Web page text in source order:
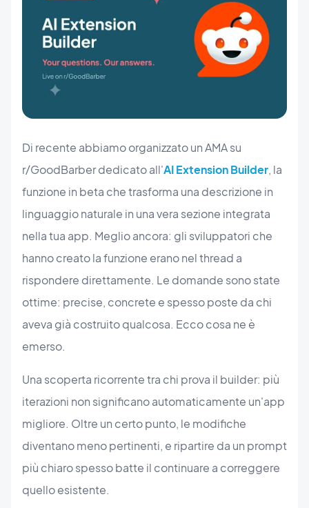
Di recente abbiamo organizzato un AMA su
r/GoodBarber dedicato all'AI Extension Builder, la
funzione in beta che trasforma una descrizione in
linguaggio naturale in una vera sezione integrata
nella tua app. Meglio ancora: gli sviluppatori che
hanno creato la funzione erano nel thread a
rispondere direttamente. Le domande sono state
ottime: precise, concrete e spesso poste da chi
aveva già costruito qualcosa. Ecco cosa ne è
emerso.
Una scoperta ricorrente tra chi prova il builder: più
iterazioni non significano automaticamente un'app
migliore. Oltre un certo punto, le modifiche
diventano meno pertinenti, e ripartire da un prompt
più chiaro spesso batte il continuare a correggere
quello esistente.